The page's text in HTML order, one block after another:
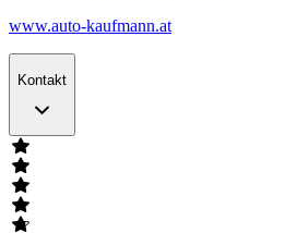
www.auto-kaufmann.at
Kontakt